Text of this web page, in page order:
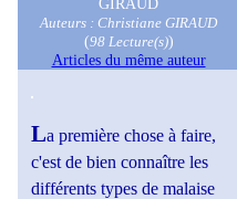
Auteurs : Christiane GIRAUD
(98 Lecture(s))
Articles du même auteur
La première chose à faire,
c'est de bien connaître les
différents types de malaise